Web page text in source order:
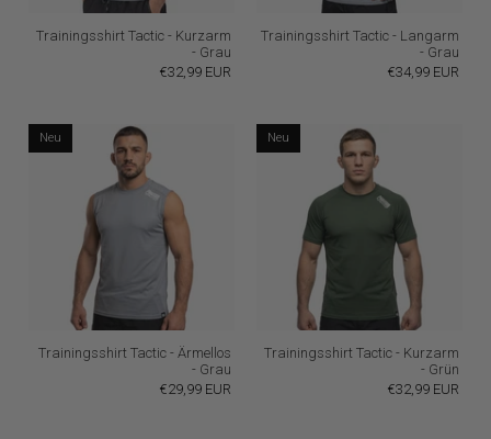
Trainingsshirt Tactic - Kurzarm
- Grau
€32,99 EUR
Trainingsshirt Tactic - Langarm
- Grau
€34,99 EUR
Neu
Trainingsshirt Tactic - Ärmellos
- Grau
€29,99 EUR
Neu
Trainingsshirt Tactic - Kurzarm
- Grün
€32,99 EUR